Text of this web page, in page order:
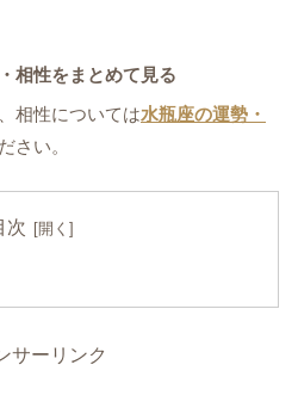
相性をまとめて見る
相性については水瓶座の運勢・
さい。
次
サーリンク